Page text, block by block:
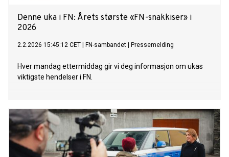
Denne uka i FN: Årets største «FN-snakkiser» i
2026
2.2.2026 15:45:12 CET FN-sambandet Pressemelding
Hver mandag ettermiddag gir vi deg informasjon om ukas
viktigste hendelser i FN.